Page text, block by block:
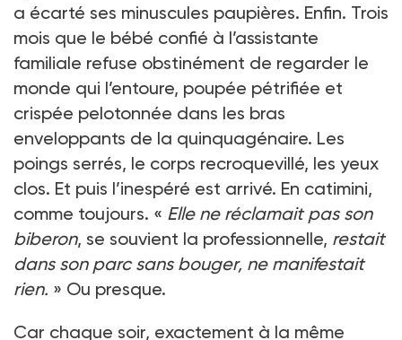
a écarté ses minuscules paupières. Enfin. Trois
mois que le bébé confié à l’assistante
familiale refuse obstinément de regarder le
monde qui l’entoure, poupée pétrifiée et
crispée pelotonnée dans les bras
enveloppants de la quinquagénaire. Les
poings serrés, le corps recroquevillé, les yeux
clos. Et puis l’inespéré est arrivé. En catimini,
comme toujours. « Elle ne réclamait pas son
biberon, se souvient la professionnelle, restait
dans son parc sans bouger, ne manifestait
rien. » Ou presque.
Car chaque soir, exactement à la même